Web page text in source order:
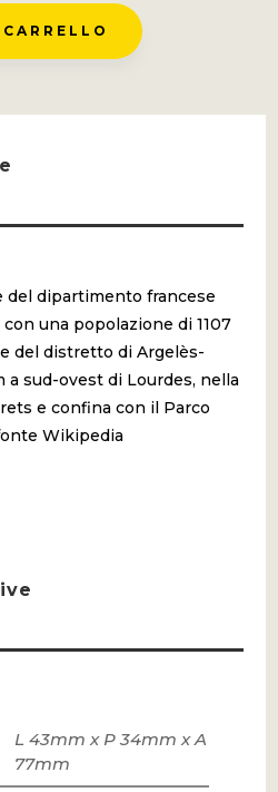
del dipartimento francese
una popolazione di 1107
del distretto di Argelès-
a sud-ovest di Lourdes, nella
e confina con il Parco
Wikipedia
L 43mm x P 34mm x A
77mm